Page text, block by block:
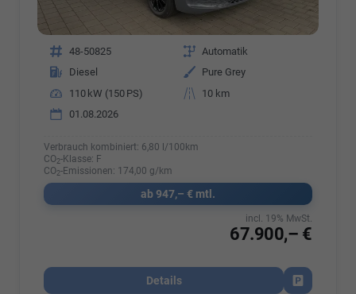
Fahrzeugnr. 48-50825 Getriebe Automatik
Kraftstoff
Diesel Außenfarbe
Pure Grey
Leistung
110 kW (150 PS) Kilometerstand
10 km
01.08.2026
Verbrauch kombiniert: 6,80 l/100km
CO2-Klasse: F
CO2-Emissionen: 174,00 g/km
ab 947,– € mtl.
67.900,– €
incl. 19% MwSt.
Details
Fahrzeug